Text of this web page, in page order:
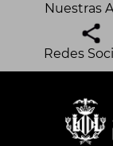
Nuestras
Redes